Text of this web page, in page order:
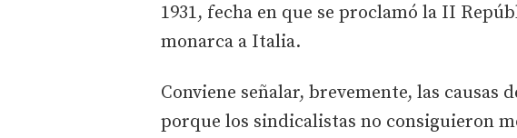
1931, fecha en que se proclamó la II
monarca a Italia.
Conviene señalar, brevemente, las causas
porque los sindicalistas no consiguieron